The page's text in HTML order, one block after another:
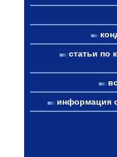
статьи по
информация